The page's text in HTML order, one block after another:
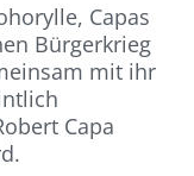
Capas
Bürgerkrieg
mit ihr
Capa